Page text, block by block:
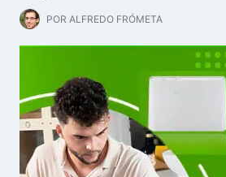
POR ALFREDO FRÓMETA